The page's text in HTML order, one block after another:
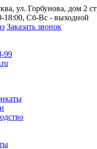
ул. Горбунова, дом 2
18:00, Сб-Вс - выходной
Заказать звонок
99